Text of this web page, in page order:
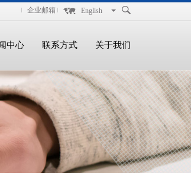
企业邮箱 English
中心 联系方式 关于我们